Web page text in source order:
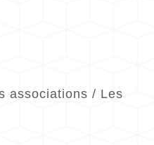
associations / Les